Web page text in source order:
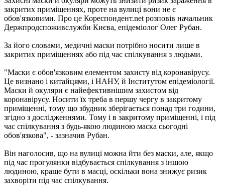
закритих приміщеннях, проте на вулиці вони не є
обов'язковими. Про це Кореспондент.net розповів начальник
Держпродспоживслужби Києва, епідеміолог Олег Рубан.
За його словами, медичні маски потрібно носити лише в
закритих приміщеннях або під час спілкування з людьми.
"Маски є обов'язковим елементом захисту від коронавірусу.
Це визнано і китайцями, і НАНУ, й Інститутом епідеміології.
Маски й окуляри є найефективнішим захистом від
коронавірусу. Носити їх треба в першу чергу в закритому
приміщенні, тому що збудник зберігається понад три години,
згідно з дослідженнями. Тому і в закритому приміщенні, і під
час спілкування з будь-якою людиною маска сьогодні
обов'язкова", - зазначив Рубан.
Він наголосив, що на вулиці можна йти без маски, але, якщо
під час прогулянки відбувається спілкування з іншою
людиною, краще бути в масці, оскільки вона знижує ризик
захворіти під час спілкування.